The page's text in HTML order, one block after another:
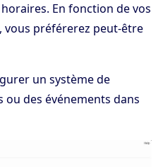
En fonction de vos
vous préférerez peut-être
un système de
des événements dans